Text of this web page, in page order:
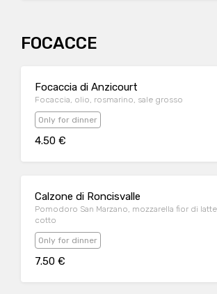
FOCACCE
Focaccia di Anzicourt
Focaccia, olio, rosmarino, sale grosso
Only for dinner
4.50 €
Calzone di Roncisvalle
Pomodoro San Marzano, mozzarella fior di
cotto
Only for dinner
7.50 €